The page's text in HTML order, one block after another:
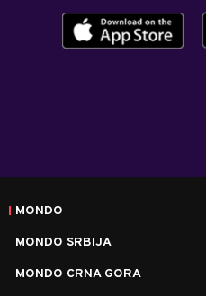
MONDO
MONDO SRBIJA
MONDO CRNA GORA